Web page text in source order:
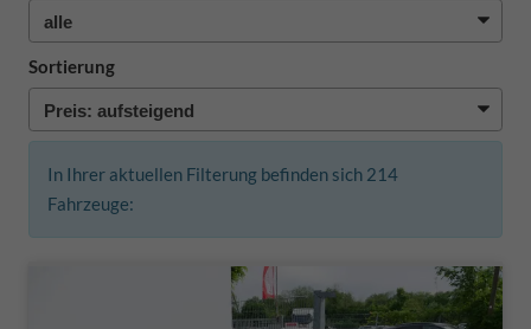
Sortierung
In Ihrer aktuellen Filterung befinden sich 214
Fahrzeuge: